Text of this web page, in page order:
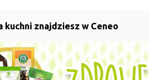
kuchni znajdziesz w Ceneo